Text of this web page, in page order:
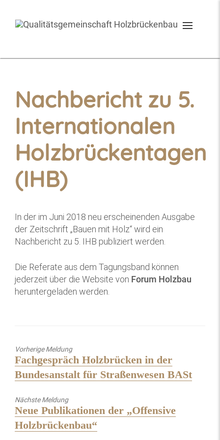
Toggle
Nachbericht zu 5.
Internationalen
Holzbrückentagen
(IHB)
In der im Juni 2018 neu erscheinenden Ausgabe
der Zeitschrift „Bauen mit Holz“ wird ein
Nachbericht zu 5. IHB publiziert werden.
Die Referate aus dem Tagungsband können
jederzeit über die Website von Forum Holzbau
heruntergeladen werden.
Vorherige Meldung
Previous
post:
Fachgespräch Holzbrücken in der
Bundesanstalt für Straßenwesen BASt
Nächste Meldung
Next
post:
Neue Publikationen der „Offensive
Holzbrückenbau“